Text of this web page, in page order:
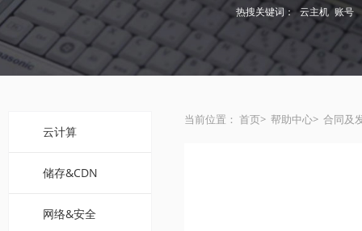
热搜关键词： 云主机 账号
云计算
储存&CDN
网络&安全
当前位置： 首页> 帮助中心> 合同及